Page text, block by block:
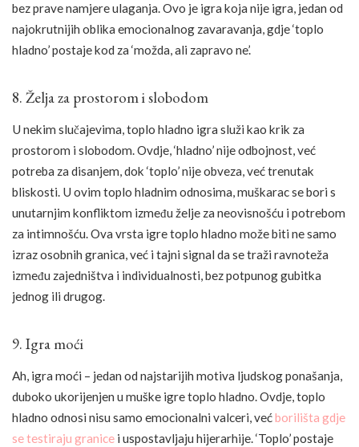
bez prave namjere ulaganja. Ovo je igra koja nije igra, jedan od
najokrutnijih oblika emocionalnog zavaravanja, gdje ‘toplo
hladno’ postaje kod za ‘možda, ali zapravo ne’.
8. Želja za prostorom i slobodom
U nekim slučajevima, toplo hladno igra služi kao krik za
prostorom i slobodom. Ovdje, ‘hladno’ nije odbojnost, već
potreba za disanjem, dok ‘toplo’ nije obveza, već trenutak
bliskosti. U ovim toplo hladnim odnosima, muškarac se bori s
unutarnjim konfliktom između želje za neovisnošću i potrebom
za intimnošću. Ova vrsta igre toplo hladno može biti ne samo
izraz osobnih granica, već i tajni signal da se traži ravnoteža
između zajedništva i individualnosti, bez potpunog gubitka
jednog ili drugog.
9. Igra moći
Ah, igra moći – jedan od najstarijih motiva ljudskog ponašanja,
duboko ukorijenjen u muške igre toplo hladno. Ovdje, toplo
hladno odnosi nisu samo emocionalni valceri, većborilišta gdje
se testiraju granice i uspostavljaju hijerarhije. ‘Toplo’ postaje